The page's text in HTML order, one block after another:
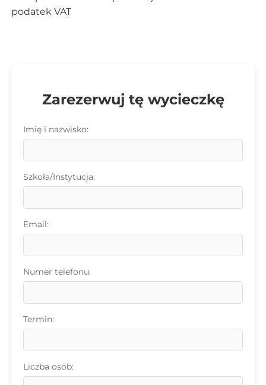
podatek VAT
Zarezerwuj tę wycieczkę
Imię i nazwisko:
Szkoła/Instytucja:
Email:
Numer telefonu:
Termin:
Liczba osób: